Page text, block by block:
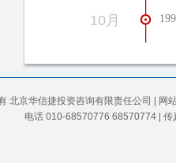
10月
北京华信捷投资咨询有限责任公司 |
电话 010-68570776 68570774 |